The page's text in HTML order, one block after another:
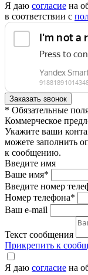
Я даю согласие на
в соответствии с
* Обязательные
Коммерческое
Укажите ваши
можете заполнить
к сообщению.
Введите имя
Ваше имя*
Введите номер
Номер телефона*
Ваш e-mail
Текст сообщения
Прикрепить к
Я даю согласие на